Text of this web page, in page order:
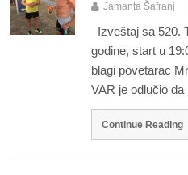
Jamanta Šafranj
Izveštaj sa 520.
godine, start u
blagi povetarac
VAR je odlučio
Continue Reading